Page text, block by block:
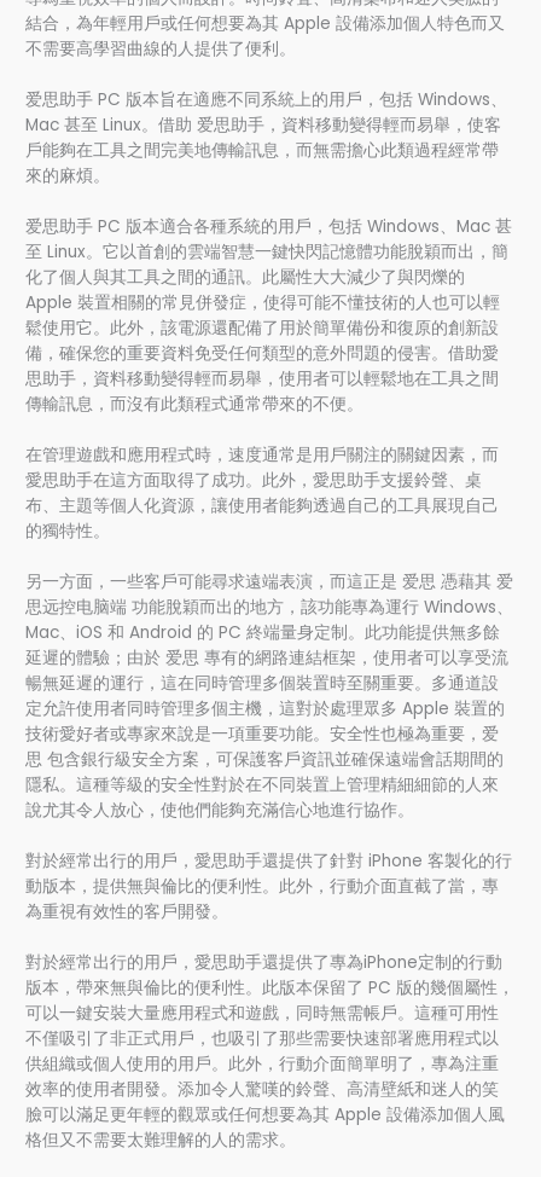
結合，為年輕用戶或任何想要為其 Apple 設備添加個人特色而又
不需要高學習曲線的人提供了便利。
爱思助手 PC 版本旨在適應不同系統上的用戶，包括 Windows、
Mac 甚至 Linux。借助 爱思助手，資料移動變得輕而易舉，使客
戶能夠在工具之間完美地傳輸訊息，而無需擔心此類過程經常帶
來的麻煩。
爱思助手 PC 版本適合各種系統的用戶，包括 Windows、Mac 甚
至 Linux。它以首創的雲端智慧一鍵快閃記憶體功能脫穎而出，簡
化了個人與其工具之間的通訊。此屬性大大減少了與閃爍的
Apple 裝置相關的常見併發症，使得可能不懂技術的人也可以輕
鬆使用它。此外，該電源還配備了用於簡單備份和復原的創新設
備，確保您的重要資料免受任何類型的意外問題的侵害。借助愛
思助手，資料移動變得輕而易舉，使用者可以輕鬆地在工具之間
傳輸訊息，而沒有此類程式通常帶來的不便。
在管理遊戲和應用程式時，速度通常是用戶關注的關鍵因素，而
愛思助手在這方面取得了成功。此外，愛思助手支援鈴聲、桌
布、主題等個人化資源，讓使用者能夠透過自己的工具展現自己
的獨特性。
另一方面，一些客戶可能尋求遠端表演，而這正是 爱思 憑藉其 爱
思远控电脑端 功能脫穎而出的地方，該功能專為運行 Windows、
Mac、iOS 和 Android 的 PC 終端量身定制。此功能提供無多餘
延遲的體驗；由於 爱思 專有的網路連結框架，使用者可以享受流
暢無延遲的運行，這在同時管理多個裝置時至關重要。多通道設
定允許使用者同時管理多個主機，這對於處理眾多 Apple 裝置的
技術愛好者或專家來說是一項重要功能。安全性也極為重要，爱
思 包含銀行級安全方案，可保護客戶資訊並確保遠端會話期間的
隱私。這種等級的安全性對於在不同裝置上管理精細細節的人來
說尤其令人放心，使他們能夠充滿信心地進行協作。
對於經常出行的用戶，愛思助手還提供了針對 iPhone 客製化的行
動版本，提供無與倫比的便利性。此外，行動介面直截了當，專
為重視有效性的客戶開發。
對於經常出行的用戶，愛思助手還提供了專為iPhone定制的行動
版本，帶來無與倫比的便利性。此版本保留了 PC 版的幾個屬性，
可以一鍵安裝大量應用程式和遊戲，同時無需帳戶。這種可用性
不僅吸引了非正式用戶，也吸引了那些需要快速部署應用程式以
供組織或個人使用的用戶。此外，行動介面簡單明了，專為注重
效率的使用者開發。添加令人驚嘆的鈴聲、高清壁紙和迷人的笑
臉可以滿足更年輕的觀眾或任何想要為其 Apple 設備添加個人風
格但又不需要太難理解的人的需求。